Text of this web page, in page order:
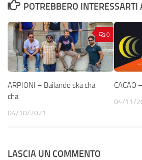
POTREBBERO INTERESSARTI
0
ARPIONI – Bailando ska cha
cha
04/10/2021
CACAO
04/11/
LASCIA UN COMMENTO